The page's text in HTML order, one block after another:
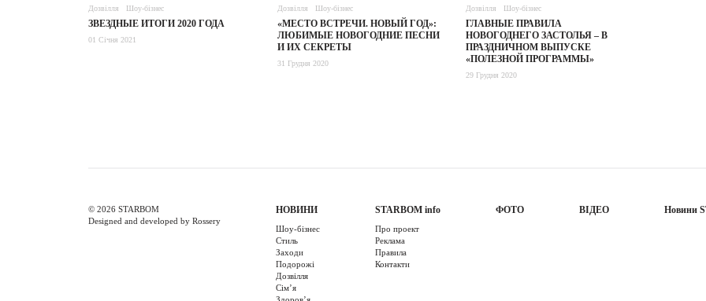
Дозвілля Шоу-бізнес
ЗВЕЗДНЫЕ ИТОГИ 2020 ГОДА
01 Січня 2021
Дозвілля Шоу-бізнес
«МЕСТО ВСТРЕЧИ. НОВЫЙ ГОД»:
ЛЮБИМЫЕ НОВОГОДНИЕ ПЕСНИ
И ИХ СЕКРЕТЫ
31 Грудня 2020
Дозвілля Шоу-бізнес
ГЛАВНЫЕ ПРАВИЛА
НОВОГОДНЕГО ЗАСТОЛЬЯ – В
ПРАЗДНИЧНОМ ВЫПУСКЕ
«ПОЛЕЗНОЙ ПРОГРАММЫ»
29 Грудня 2020
© 2026 STARBOM
Designed and developed by Rossery
НОВИНИ
Шоу-бізнес
Стиль
Заходи
Подорожі
Дозвілля
Cім’я
STARBOM info
Про проект
Реклама
Правила
Контакти
ФОТО ВІДЕО Новини